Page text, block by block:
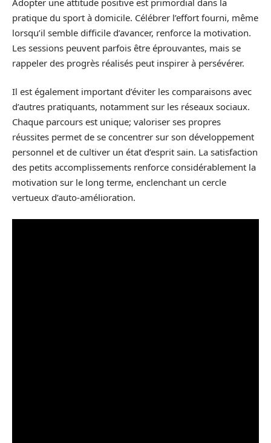
pratique du sport à domicile. Célébrer l’effort fourni, même
lorsqu’il semble difficile d’avancer, renforce la motivation.
Les sessions peuvent parfois être éprouvantes, mais se
rappeler des progrès réalisés peut inspirer à persévérer.
Il est également important d’éviter les comparaisons avec
d’autres pratiquants, notamment sur les réseaux sociaux.
Chaque parcours est unique; valoriser ses propres
réussites permet de se concentrer sur son développement
personnel et de cultiver un état d’esprit sain. La satisfaction
des petits accomplissements renforce considérablement la
motivation sur le long terme, enclenchant un cercle
vertueux d’auto-amélioration.